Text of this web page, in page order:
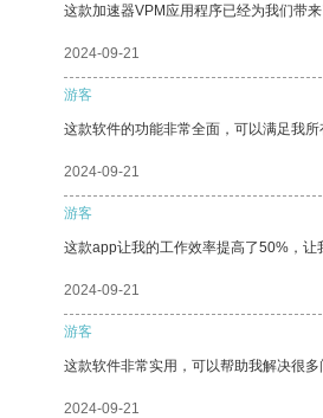
这款加速器VPM应用程序已经为我们带
2024-09-21
游客
这款软件的功能非常全面，可以满足我所
2024-09-21
游客
这款app让我的工作效率提高了50%，让
2024-09-21
游客
这款软件非常实用，可以帮助我解决很多
2024-09-21